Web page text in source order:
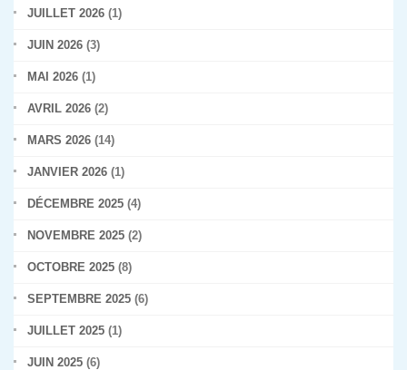
JUILLET 2026 (1)
JUIN 2026 (3)
MAI 2026 (1)
AVRIL 2026 (2)
MARS 2026 (14)
JANVIER 2026 (1)
DÉCEMBRE 2025 (4)
NOVEMBRE 2025 (2)
OCTOBRE 2025 (8)
SEPTEMBRE 2025 (6)
JUILLET 2025 (1)
JUIN 2025 (6)